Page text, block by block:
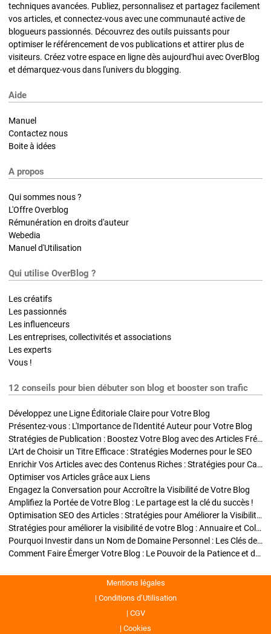
techniques avancées. Publiez, personnalisez et partagez facilement
vos articles, et connectez-vous avec une communauté active de
blogueurs passionnés. Découvrez des outils puissants pour
optimiser le référencement de vos publications et attirer plus de
visiteurs. Créez votre espace en ligne dès aujourd'hui avec OverBlog
et démarquez-vous dans l'univers du blogging.
Aide
Manuel
Contactez nous
Boite à idées
A propos
Qui sommes nous ?
L'Offre Overblog
Rémunération en droits d'auteur
Webedia
Manuel d'Utilisation
Qui utilise OverBlog ?
Les créatifs
Les passionnés
Les influenceurs
Les entreprises, collectivités et associations
Les experts
Vous !
12 conseils pour bien débuter son blog et booster son trafic
Développez une Ligne Éditoriale Claire pour Votre Blog
Présentez-vous : L'Importance de l'Identité Auteur pour Votre Blog
Stratégies de Publication : Boostez Votre Blog avec des Articles Fréquents et Exclusifs
L'Art de Choisir un Titre Efficace : Stratégies Modernes pour le SEO
Enrichir Vos Articles avec des Contenus Riches : Stratégies pour Captiver et Optimiser
Optimiser vos Articles grâce aux Liens
Engagez la Conversation pour Accroître la Visibilité de Votre Blog
Amplifiez la Portée de Votre Blog : Le partage est la clé du succès !
Optimisation SEO des Articles : Stratégies pour Améliorer la Visibilité de Votre Blog
Stratégies pour améliorer la visibilité de votre Blog : Annuaire et Collaborations
Pourquoi Investir dans un Nom de Domaine Personnel : Les Clés de la Réussite de Votre Blog
Comment Faire Émerger Votre Blog : Le Pouvoir de la Patience et de la Persévérance
Mentions légales
Conditions d’Utilisation
CGV
Cookies